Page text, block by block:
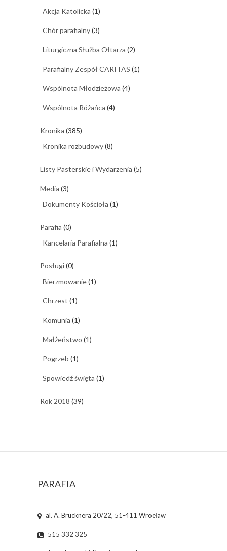
Akcja Katolicka (1)
Chór parafialny(3)
Liturgiczna Służba Ołtarza (2)
Parafialny Zespół CARITAS (1)
Wspólnota Młodzieżowa (4)
Wspólnota Różańca (4)
Kronika (385)
Kronika rozbudowy(8)
Listy Pasterskie i Wydarzenia (5)
Media (3)
Dokumenty Kościoła (1)
Parafia (0)
Kancelaria Parafialna (1)
Posługi(0)
Bierzmowanie(1)
Chrzest (1)
Komunia (1)
Małżeństwo (1)
Pogrzeb (1)
Spowiedź święta (1)
Rok 2018 (39)
PARAFIA
al. A. Brücknera 20/22, 51-411 Wrocław
515 332 325